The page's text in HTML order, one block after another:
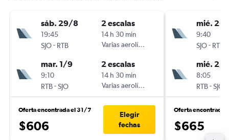
sáb. 29/8
19:45
SJO- RTB
2 escalas
14 h 30 min
Varias aerolíneas
mar. 1/9
9:10
RTB-SJO
2 escalas
14 h 30 min
Varias aerolíneas
Oferta encontrada el 31/7
$606
Elegir
fechas
mié.
9:40
SJO- RTB
mié. 2/9
8:05
RTB-SJO
Oferta encontrada
$665